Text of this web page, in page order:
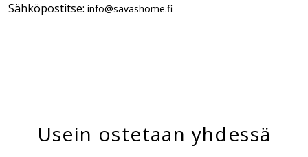
Sähköpostitse: info@savashome.fi
Usein ostetaan yhdessä